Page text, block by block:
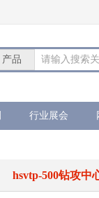
产品 请输入搜索
行业展会
hsvtp-500钻攻中